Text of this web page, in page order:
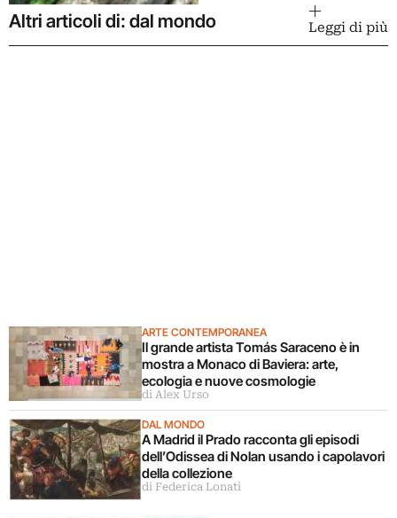
Altri articoli di: dal mondo Leggi di più
ARTE CONTEMPORANEA
Il grande artista Tomás Saraceno è in
mostra a Monaco di Baviera: arte,
ecologia e nuove cosmologie
di Alex Urso
DAL MONDO
A Madrid il Prado racconta gli episodi
dell’Odissea di Nolan usando i capolavori
della collezione
di Federica Lonati